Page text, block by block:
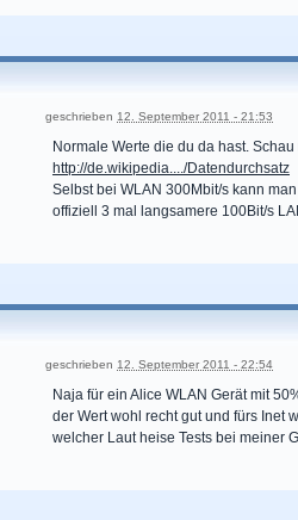
geschrieben 12. September 2011 - 21:53
Normale Werte die du da hast.
http://de.wikipedia..../Datendurchsatz
Selbst bei WLAN 300Mbit/s kann
offiziell 3 mal langsamere 100Bit/s
geschrieben 12. September 2011 - 22:54
Naja für ein Alice WLAN Gerät mit
der Wert wohl recht gut und fürs Inet
welcher Laut heise Tests bei meiner